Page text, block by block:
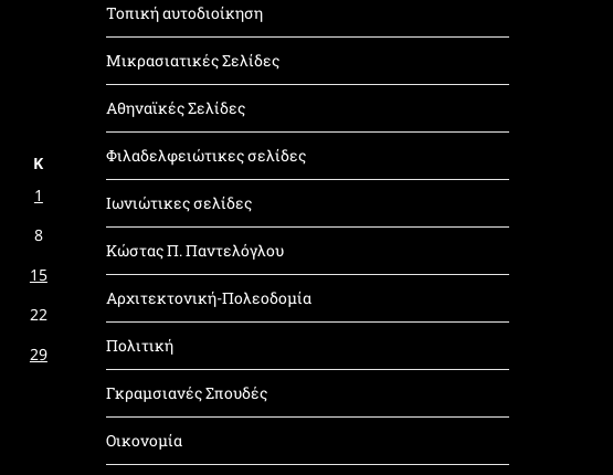
Κ
1
8
15
22
29
Τοπική αυτοδιοίκηση
Μικρασιατικές Σελίδες
Αθηναϊκές Σελίδες
Φιλαδελφειώτικες σελίδες
Ιωνιώτικες σελίδες
Κώστας Π. Παντελόγλου
Αρχιτεκτονική-Πολεοδομία
Πολιτική
Γκραμσιανές Σπουδές
Οικονομία